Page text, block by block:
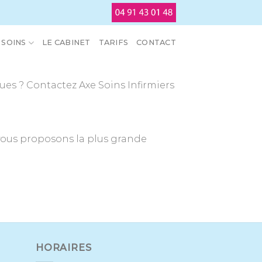
SOINS LE CABINET TARIFS CONTACT
? Contactez Axe Soins Infirmiers
proposons la plus grande
HORAIRES